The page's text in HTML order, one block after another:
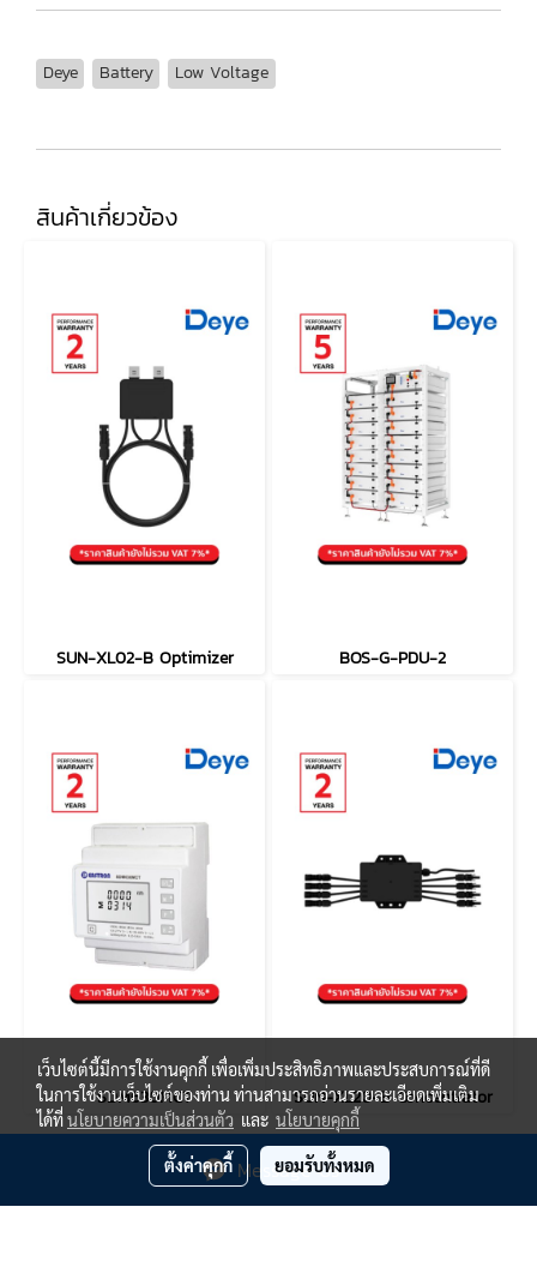
Message Us
Deye Battery Low Voltage
สินค้าเกี่ยวข้อง
SUN-XL02-B Optimizer BOS-G-PDU-2
SDM630MCT SUN-XL20-B Concentrator
เว็บไซต์นี้มีการใช้งานคุกกี้ เพื่อเพิ่มประสิทธิภาพและประสบการณ์ที่ดี
ในการใช้งานเว็บไซต์ของท่าน ท่านสามารถอ่านรายละเอียดเพิ่มเติม
ได้ที่นโยบายความเป็นส่วนตัว และ นโยบายคุกกี้
ตั้งค่าคุกกี้ ยอมรับทั้งหมด